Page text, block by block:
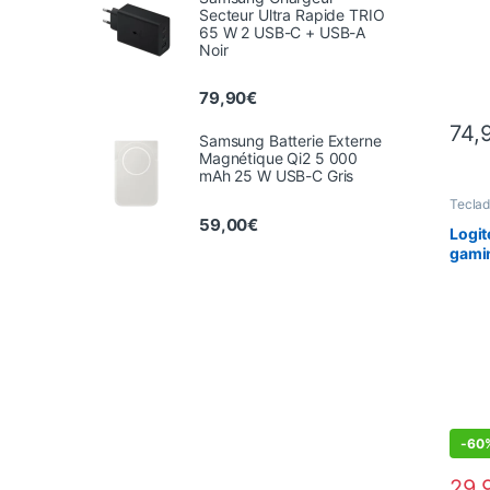
Rato
Mac
-
Secteur Ultra Rapide TRIO
65 W 2 USB-C + USB-A
Noir
79,90€
Samsung Batterie Externe
Magnétique Qi2 5 000
mAh 25 W USB-C Gris
59,00€